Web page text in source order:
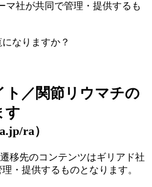
マ社が共同で管理・提供するも
なりますか？
ト／関節リウマチの
す
ra）
移先のコンテンツはギリアド社
・提供するものとなります。